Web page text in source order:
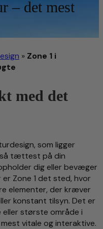
– det mest
» Zone 1 i
med det
som ligger
tættest på din
dig eller bevæger
Zone 1 det sted, hvor
elementer, der kræver
konstant tilsyn. Det er
eller største område i
vitale og interaktive.